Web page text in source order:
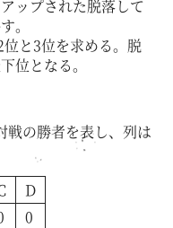
ップされた脱落して
。
と3位を求める。脱
位となる。
戦の勝者を表し、列は
D
0